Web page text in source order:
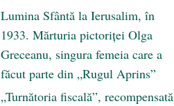
Lumina Sfântă la Ierusalim, în
1933. Mărturia pictoriței Olga
Greceanu, singura femeia care a
făcut parte din „Rugul Aprins”
„Turnătoria fiscală”, recompensată